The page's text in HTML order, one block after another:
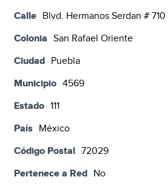
Calle Blvd. Hermanos Serdan # 710
Colonia San Rafael Oriente
Ciudad Puebla
Municipio 4569
Estado 111
País México
Código Postal 72029
Pertenece a Red No